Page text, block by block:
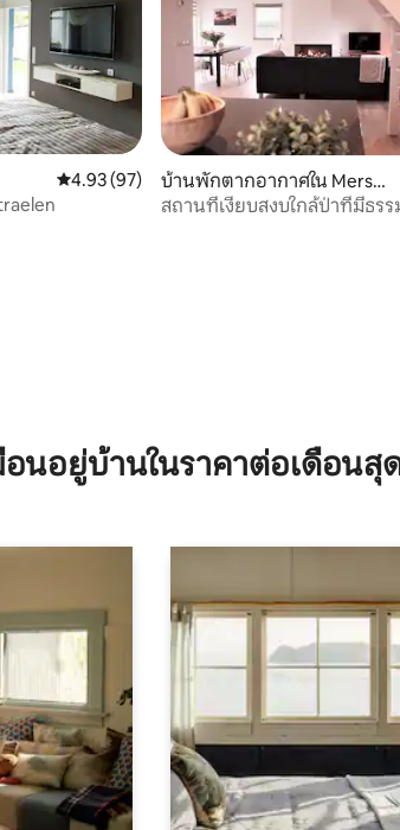
คะแนนเฉลี่ย 4.93 จาก 5, 97 รีวิว
4.93 (97)
บ้านพักตากอากาศใน Mersel
o
สถานที่เงียบสงบใกล้ป่าที่มีธร
นอยู่บ้านในราคาต่อเดือนสุ